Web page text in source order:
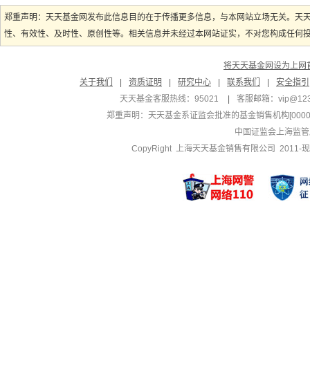
郑重声明：天天基金网发布此信息目的在于传播更多信息，与本网站立场无关。
性、有效性、及时性、原创性等。相关信息并未经过本网站证实，不对您构成任
将天天基金网设为上网
关于我们
资质证明 研究中心 联系我们
安全指引
天天基金客服热线：95021
客服邮箱：
郑重声明： 天天基金系证监会批准的基金销售机构
中国证监会上海监
CopyRight 上海天天基金销售有限公司 2011-